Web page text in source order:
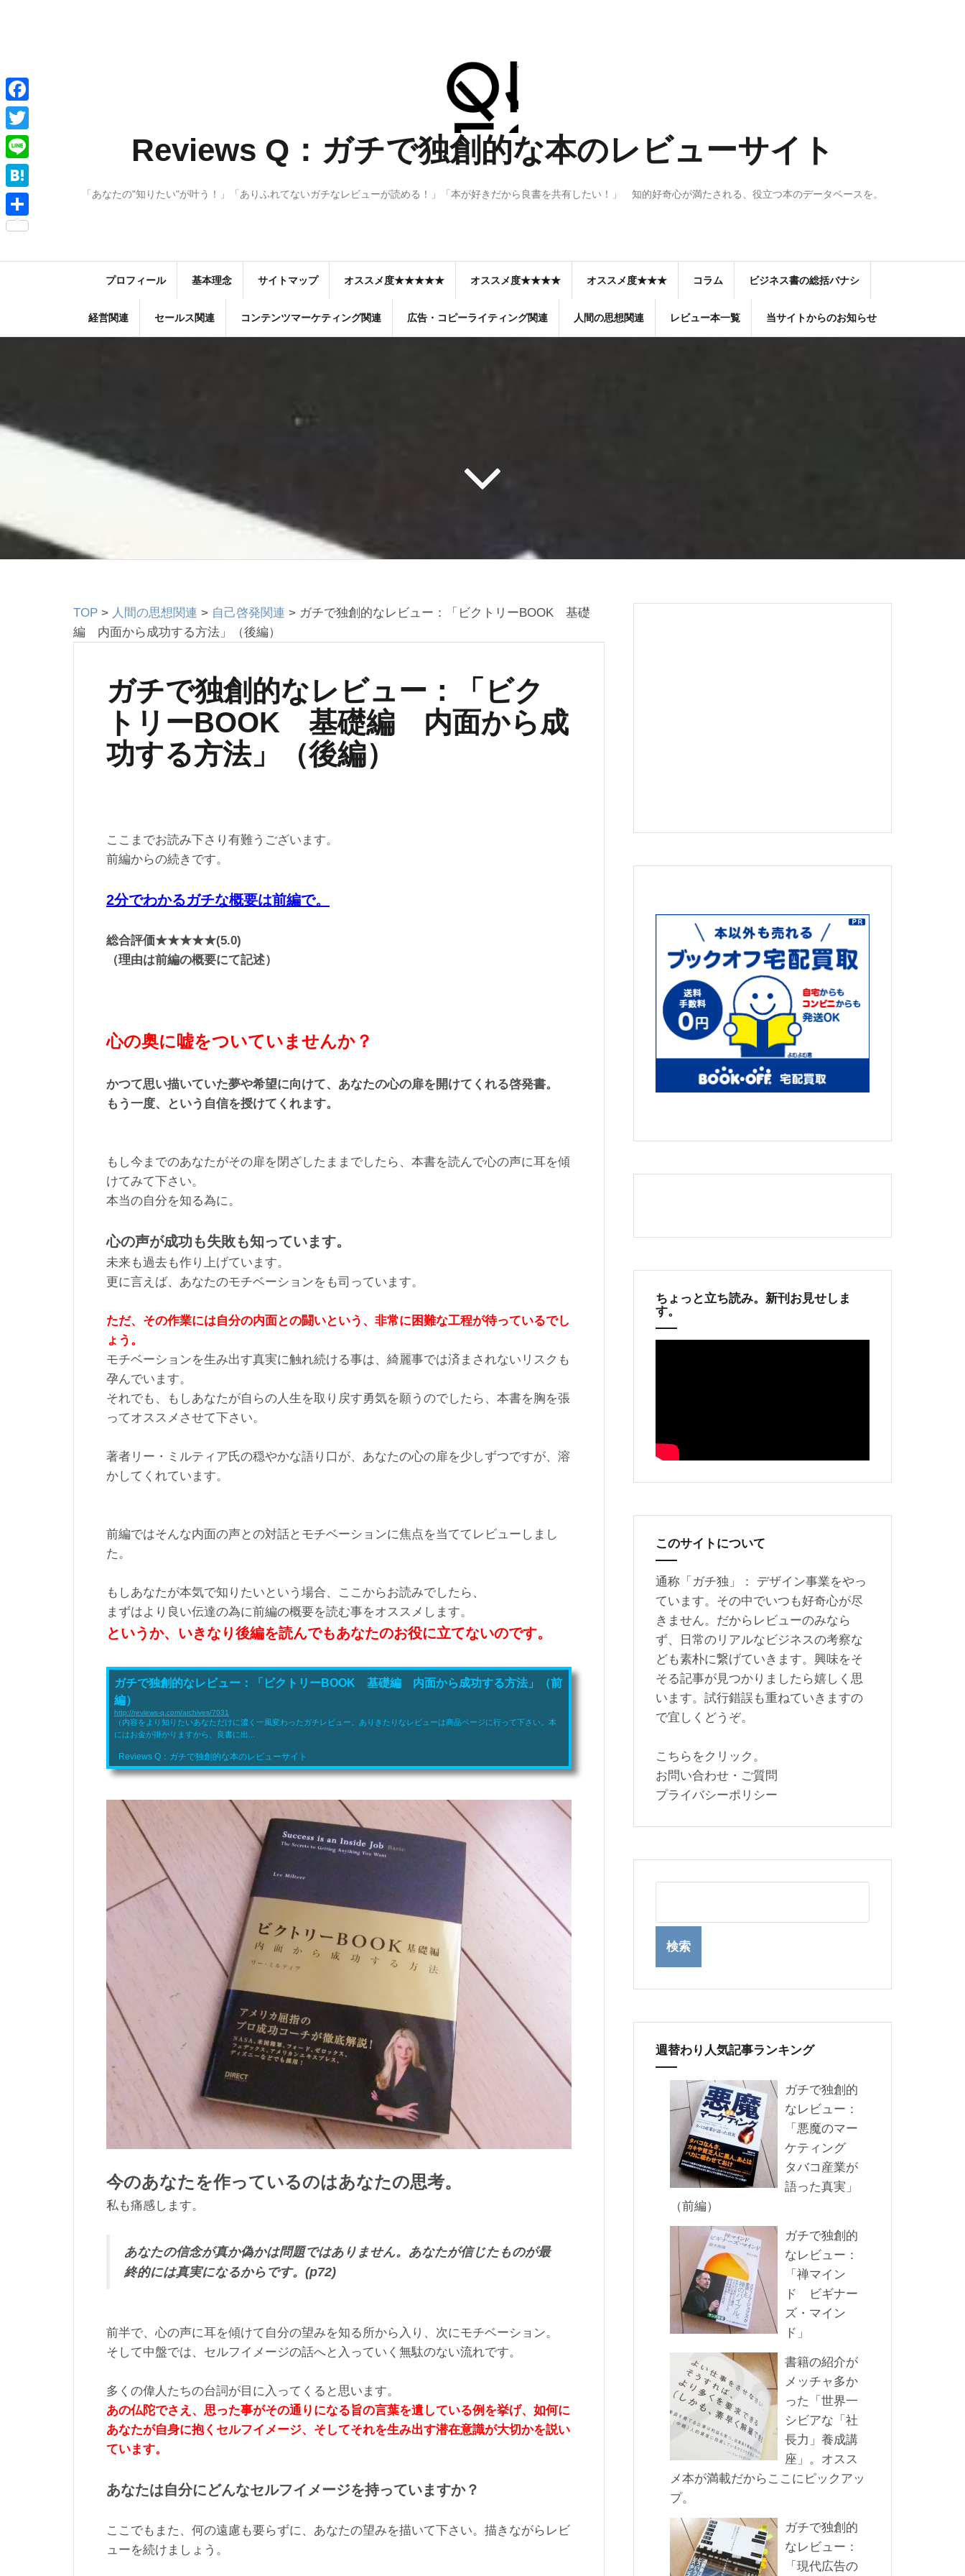
ツ
へ
ス
キ
ッ
プ
Reviews Q：ガチで独創的な本のレビューサイト
「あなたの"知りたい"が叶う！」「ありふれてないガチなレビューが読める！」「本が好きだから良書を共有したい！」 知的好奇心が満たされる、役立つ本のデータベースを。
プロフィール 基本理念 サイトマップ オススメ度★★★★★ オススメ度★★★★ オススメ度★★★ コラム ビジネス書の総括バナシ
経営関連 セールス関連 コンテンツマーケティング関連 広告・コピーライティング関連 人間の思想関連 レビュー本一覧 当サイトからのお知らせ
TOP > 人間の思想関連 > 自己啓発関連 > ガチで独創的なレビュー：「ビクトリーBOOK 基礎
編 内面から成功する方法」（後編）
ガチで独創的なレビュー：「ビク
トリーBOOK 基礎編 内面から成
功する方法」（後編）
ここまでお読み下さり有難うございます。
前編からの続きです。
2分でわかるガチな概要は前編で。
総合評価★★★★★(5.0)
（理由は前編の概要にて記述）
心の奥に嘘をついていませんか？
かつて思い描いていた夢や希望に向けて、あなたの心の扉を開けてくれる啓発書。
もう一度、という自信を授けてくれます。
もし今までのあなたがその扉を閉ざしたままでしたら、本書を読んで心の声に耳を傾
けてみて下さい。
本当の自分を知る為に。
心の声が成功も失敗も知っています。
未来も過去も作り上げています。
更に言えば、あなたのモチベーションをも司っています。
ただ、その作業には自分の内面との闘いという、非常に困難な工程が待っているでし
ょう。
モチベーションを生み出す真実に触れ続ける事は、綺麗事では済まされないリスクも
孕んでいます。
それでも、もしあなたが自らの人生を取り戻す勇気を願うのでしたら、本書を胸を張
ってオススメさせて下さい。
著者リー・ミルティア氏の穏やかな語り口が、あなたの心の扉を少しずつですが、溶
かしてくれています。
前編ではそんな内面の声との対話とモチベーションに焦点を当ててレビューしまし
た。
もしあなたが本気で知りたいという場合、ここからお読みでしたら、
まずはより良い伝達の為に前編の概要を読む事をオススメします。
というか、いきなり後編を読んでもあなたのお役に立てないのです。
ガチで独創的なレビュー：「ビクトリーBOOK 基礎編 内面から成功する方法」（前
編）
http://reviews-q.com/archives/7031
（内容をより知りたいあなただけに濃く一風変わったガチレビュー。ありきたりなレビューは商品ページに行って下さい。本
にはお金が掛かりますから、良書に出...
Reviews Q：ガチで独創的な本のレビューサイト
今のあなたを作っているのはあなたの思考。
私も痛感します。
あなたの信念が真か偽かは問題ではありません。あなたが信じたものが最
終的には真実になるからです。(p72)
前半で、心の声に耳を傾けて自分の望みを知る所から入り、次にモチベーション。
そして中盤では、セルフイメージの話へと入っていく無駄のない流れです。
多くの偉人たちの台詞が目に入ってくると思います。
あの仏陀でさえ、思った事がその通りになる旨の言葉を遺している例を挙げ、如何に
あなたが自身に抱くセルフイメージ、そしてそれを生み出す潜在意識が大切かを説い
ています。
あなたは自分にどんなセルフイメージを持っていますか？
ここでもまた、何の遠慮も要らずに、あなたの望みを描いて下さい。描きながらレビ
ューを続けましょう。
ちょっと立ち読み。新刊お見せしま
す。
このサイトについて
通称「ガチ独」： デザイン事業をやっ
ています。その中でいつも好奇心が尽
きません。だからレビューのみなら
ず、日常のリアルなビジネスの考察な
ども素朴に繋げていきます。興味をそ
そる記事が見つかりましたら嬉しく思
います。試行錯誤も重ねていきますの
で宜しくどうぞ。
こちらをクリック。
お問い合わせ・ご質問
プライバシーポリシー
週替わり人気記事ランキング
ガチで独創的
なレビュー：
「悪魔のマー
ケティング
タバコ産業が
語った真実」
（前編）
ガチで独創的
なレビュー：
「禅マイン
ド ビギナー
ズ・マイン
ド」
書籍の紹介が
メッチャ多か
った「世界一
シビアな「社
長力」養成講
座」。オスス
メ本が満載だからここにピックアッ
プ。
ガチで独創的
なレビュー：
「現代広告の
F
a
c
e
b
o
T
w
i
t
L
i
n
H
a
共